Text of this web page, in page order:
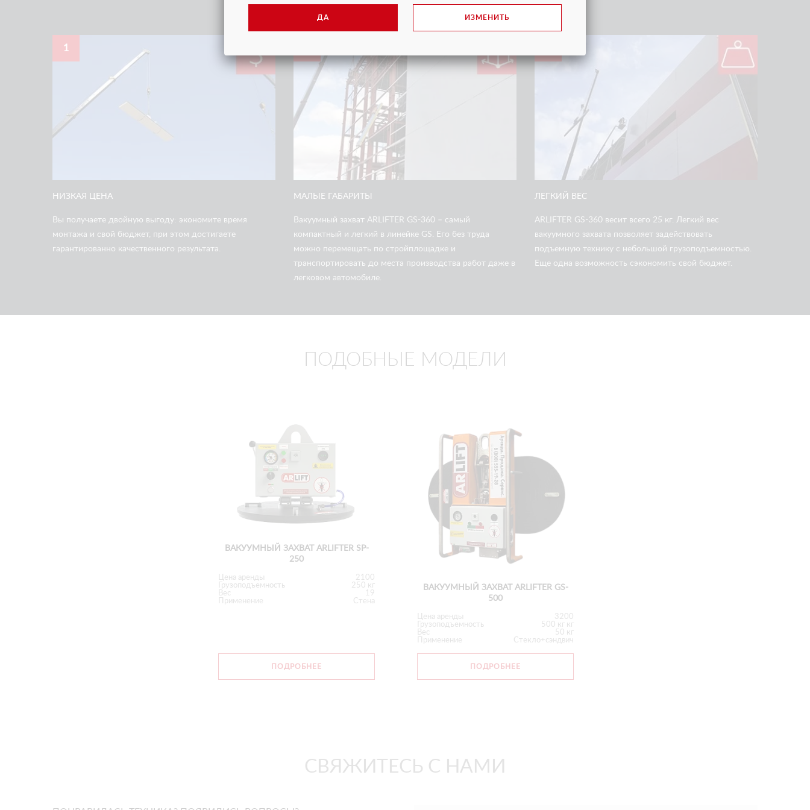
1
НИЗКАЯ ЦЕНА
Вы получаете двойную выгоду: экономите время
монтажа и свой бюджет, при этом достигаете
гарантированно качественного результата.
МАЛЫЕ ГАБАРИТЫ
Вакуумный захват ARLIFTER GS-360 – самый
компактный и легкий в линейке GS. Его без труда
можно перемещать по стройплощадке и
транспортировать до места производства работ даже в
легковом автомобиле.
ЛЕГКИЙ ВЕС
ARLIFTER GS-360 весит всего 25 кг. Легкий вес
вакуумного захвата позволяет задействовать
подъемную технику с небольшой грузоподъемностью.
Еще одна возможность сэкономить свой бюджет.
ПОДОБНЫЕ МОДЕЛИ
ВАКУУМНЫЙ ЗАХВАТ ARLIFTER SP-
250
Цена аренды
2100
Грузоподъемность
250 кг
Вес
19
Применение
Стена
ПОДРОБНЕЕ
ВАКУУМНЫЙ ЗАХВАТ ARLIFTER GS-
500
Цена аренды
3200
Грузоподъемность
500 кг кг
Вес
50 кг
Применение
Стекло+сэндвич
ПОДРОБНЕЕ
СВЯЖИТЕСЬ С НАМИ
ДА ИЗМЕНИТЬ